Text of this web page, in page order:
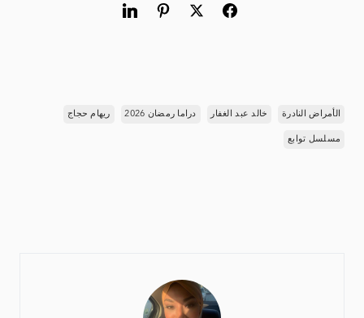
الأمراض النادرة خالد عبد الغفار دراما رمضان 2026 ريهام حجاج
مسلسل توابع